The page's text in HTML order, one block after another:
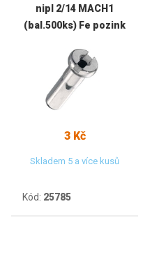
nipl 2/14 MACH1
(bal.500ks) Fe pozink
3 Kč
Skladem 5 a více kusů
Kód: 25785